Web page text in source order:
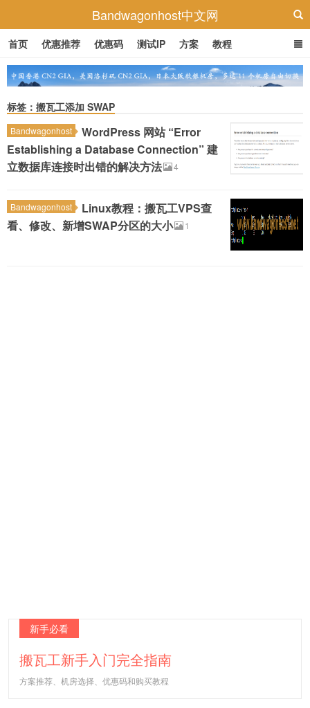
Bandwagonhost中文网
首页 优惠推荐 优惠码 测试IP 方案 教程
标签：搬瓦工添加 SWAP
Bandwagonhost
WordPress 网站 “Error
Establishing a Database Connection” 建
立数据库连接时出错的解决方法
4
Bandwagonhost
Linux教程：搬瓦工VPS查
看、修改、新增SWAP分区的大小
1
新手必看
搬瓦工新手入门完全指南
方案推荐、机房选择、优惠码和购买教程